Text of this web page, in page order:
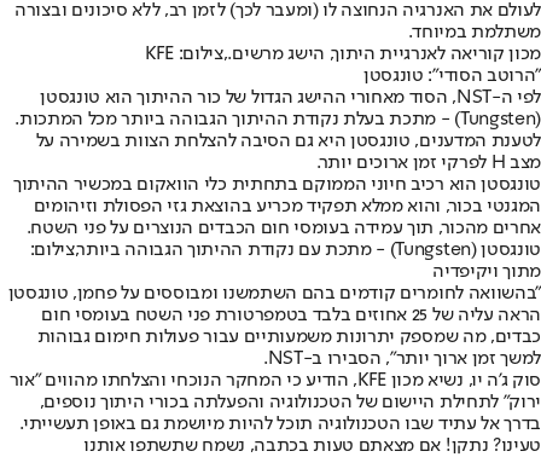
לעולם את האנרגיה הנחוצה לו (ומעבר לכך) לזמן רב, ללא סיכונים ובצורה
משתלמת במיוחד.
מכון קוריאה לאנרגיית היתוך, הישג מרשים.,צילום: KFE
"הרוטב הסודי": טונגסטן
לפי ה-NST, הסוד מאחורי ההישג הגדול של כור ההיתוך הוא טונגסטן
(Tungsten) - מתכת בעלת נקודת ההיתוך הגבוהה ביותר מכל המתכות.
לטענת המדענים, טונגסטן היא גם הסיבה להצלחת הצוות בשמירה על
מצב H לפרקי זמן ארוכים יותר.
טונגסטן הוא רכיב חיוני הממוקם בתחתית כלי הוואקום במכשיר ההיתוך
המגנטי בכור, והוא ממלא תפקיד מכריע בהוצאת גזי הפסולת וזיהומים
אחרים מהכור, תוך עמידה בעומסי חום הכבדים הנוצרים על פני השטח.
טונגסטן (Tungsten) - מתכת עם נקודת ההיתוך הגבוהה ביותר,צילום:
מתוך ויקיפדיה
"בהשוואה לחומרים קודמים בהם השתמשנו ומבוססים על פחמן, טונגסטן
הראה עליה של 25 אחוזים בלבד בטמפרטורת פני השטח בעומסי חום
כבדים, מה שמספק יתרונות משמעותיים עבור פעולות חימום גבוהות
למשך זמן ארוך יותר", הסבירו ב-NST.
סוק ג'ה יו, נשיא מכון KFE, הודיע ​​כי המחקר הנוכחי והצלחתו מהווים "אור
ירוק" לתחילת היישום של הטכנולוגיה והפעלתה בכורי היתוך נוספים,
בדרך אל עתיד שבו הטכנולוגיה תוכל להיות מיושמת גם באופן תעשייתי.
טעינו? נתקן! אם מצאתם טעות בכתבה, נשמח שתשתפו אותנו